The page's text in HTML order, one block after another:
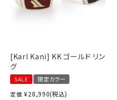
スタイリング
ランキング
お問い合わせ
[Karl Kani] KK ゴールド リン
グ
SALE
限定カラー
定価 ¥28,990(税込)